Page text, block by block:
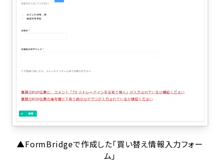
▲FormBridgeで作成した「買い替え情報入力フォー
ム」